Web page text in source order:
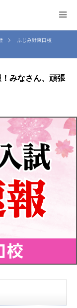
ふじみ野東口校
みなさん、頑張